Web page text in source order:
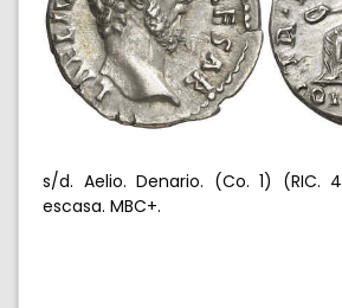
s/d. Aelio. Denario. (Co. 1) (RIC.
escasa. MBC+.